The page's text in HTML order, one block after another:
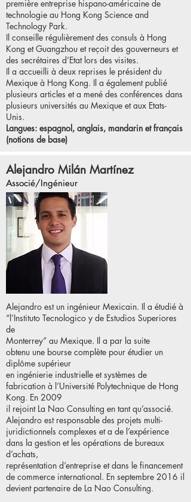
première entreprise hispano-américaine de
technologie au Hong Kong Science and
Technology Park.
Il conseille régulièrement des consuls à Hong
Kong et Guangzhou et reçoit des gouverneurs et
des secrétaires d’Etat lors des visites.
Il a accueilli à deux reprises le président du
Mexique à Hong Kong. Il a également publié
plusieurs articles et a mené des conférences dans
plusieurs universités au Mexique et aux Etats-
Unis.
Langues: espagnol, anglais, mandarin et français
(notions de base)
Alejandro Milán Martínez
Associé/Ingénieur
Alejandro est un ingénieur Mexicain. Il a étudié à
“l’Instituto Tecnologico y de Estudios Superiores
de
Monterrey” au Mexique. Il a par la suite
obtenu une bourse complète pour étudier un
diplôme supérieur
en ingénierie industrielle et systèmes de
fabrication à l’Université Polytechnique de Hong
Kong. En 2009
il rejoint La Nao Consulting en tant qu’associé.
Alejandro est responsable des projets multi-
juridictionnels complexes et a de l’expérience
dans la gestion et les opérations de bureaux
d’achats,
représentation d’entreprise et dans le financement
de commerce international. En septembre 2016 il
devient partenaire de La Nao Consulting.